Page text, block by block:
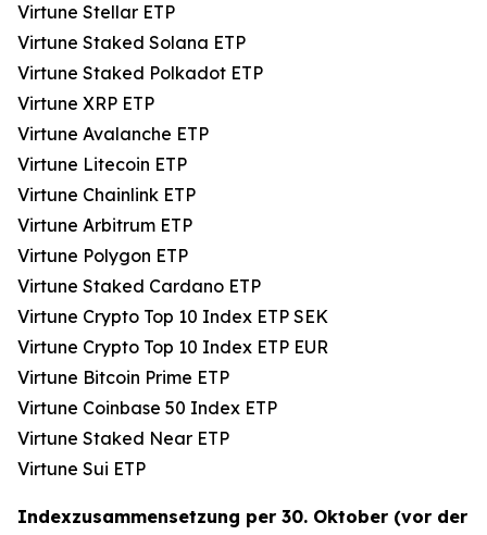
Virtune Stellar ETP
Virtune Staked Solana ETP
Virtune Staked Polkadot ETP
Virtune XRP ETP
Virtune Avalanche ETP
Virtune Litecoin ETP
Virtune Chainlink ETP
Virtune Arbitrum ETP
Virtune Polygon ETP
Virtune Staked Cardano ETP
Virtune Crypto Top 10 Index ETP SEK
Virtune Crypto Top 10 Index ETP EUR
Virtune Bitcoin Prime ETP
Virtune Coinbase 50 Index ETP
Virtune Staked Near ETP
Virtune Sui ETP
Indexzusammensetzung per 30. Oktober (vor der